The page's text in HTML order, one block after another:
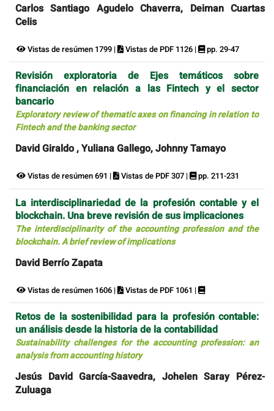
Carlos Santiago Agudelo Chaverra, Deiman Cuartas
Celis
Vistas de resúmen 1799 | Vistas de PDF 1126 | pp. 29-47
Revisión exploratoria de Ejes temáticos sobre
financiación en relación a las Fintech y el sector
bancario
Exploratory review of thematic axes on financing in relation to
Fintech and the banking sector
David Giraldo , Yuliana Gallego, Johnny Tamayo
Vistas de resúmen 691 | Vistas de PDF 307 | pp. 211-231
La interdisciplinariedad de la profesión contable y el
blockchain. Una breve revisión de sus implicaciones
The interdisciplinarity of the accounting profession and the
blockchain. A brief review of implications
David Berrío Zapata
Vistas de resúmen 1606 | Vistas de PDF 1061 |
Retos de la sostenibilidad para la profesión contable:
un análisis desde la historia de la contabilidad
Sustainability challenges for the accounting profession: an
analysis from accounting history
Jesús David García-Saavedra, Johelen Saray Pérez-
Zuluaga